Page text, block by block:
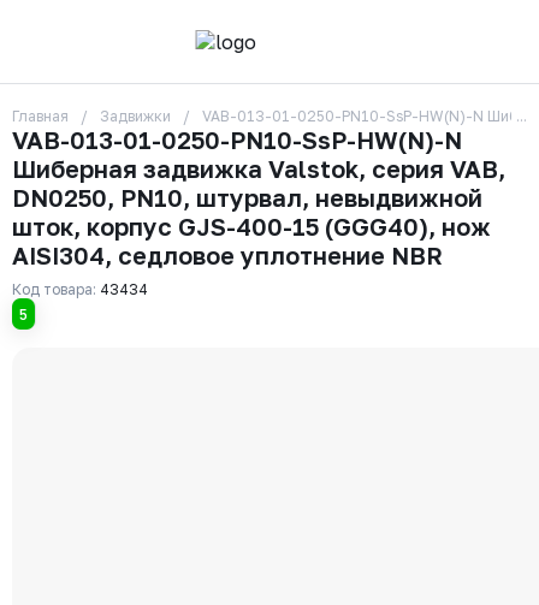
О компании
Контакты
Бренды
Отзывы
Сотрудники
Вакансии
Доставка
Оплата
Вопрос-ответ
Гарантии
Главная Задвижки VAB-013-01-0250-PN10-SsP-HW(N)-N
VAB-013-01-0250-PN10-SsP-HW(N)-N
Шиберная задвижка Valstok, серия VAB,
DN0250, PN10, штурвал, невыдвижной
шток, корпус GJS-400-15 (GGG40), нож
AISI304, седловое уплотнение NBR
5
Код товара: 43434